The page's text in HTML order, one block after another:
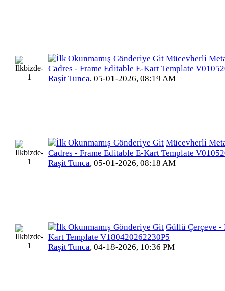
Mücevherli
Cadres - Frame Editable E-Kart Template
Raşit Tunca, 05-01-2026, 08:19 AM
Mücevherli
Cadres - Frame Editable E-Kart Template
Raşit Tunca, 05-01-2026, 08:18 AM
Güllü Çerçeve -
Kart Template V180420262230P5
Raşit Tunca, 04-18-2026, 10:36 PM